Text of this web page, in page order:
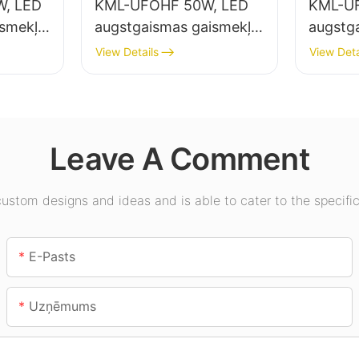
LED
KML-UFOHF 50W, LED
augstgaismas gaismekļu
piegādātājs rūpniecības
uzņēmumiem,
View Details
KML-
View
Leave A Comment
designs and ideas and is able to cater to the specific
E-Pasts
Uzņēmums